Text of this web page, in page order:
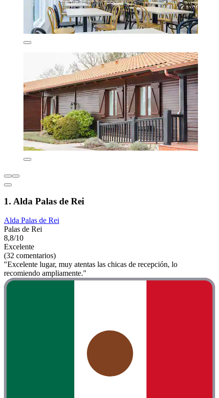
1. Alda Palas de Rei
Alda Palas de Rei
Palas de Rei
8,8/10
Excelente
(32 comentarios)
"Excelente lugar, muy atentas las chicas de recepción, lo
recomiendo ampliamente."